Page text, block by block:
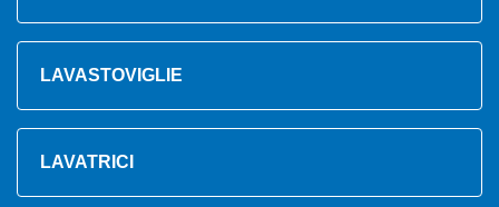
LAVASTOVIGLIE
LAVATRICI